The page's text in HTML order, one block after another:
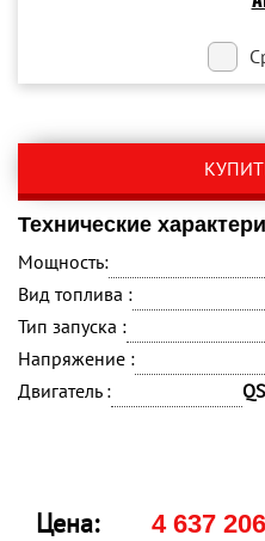
Технические
Мощность:
Вид топлива :
Тип запуска :
Напряжение :
Двигатель :
Цена: 4 637